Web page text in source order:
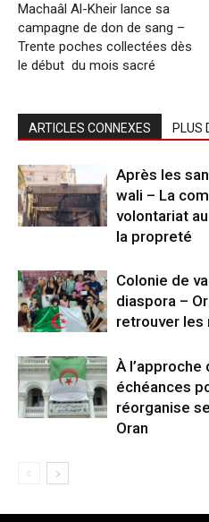
Machaâl Al-Kheir lance sa
campagne de don de sang –
Trente poches collectées dès
le début du mois sacré
ARTICLES CONNEXES PLUS
Après les
wali – La
volontariat
la propreté
Colonie de
diaspora –
retrouver les
À
échéances
réorganise
Oran